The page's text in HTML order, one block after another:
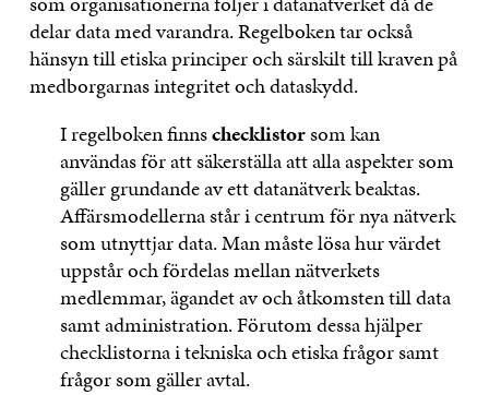
delar data med varandra. Regelboken tar också
hänsyn till etiska principer och särskilt till kraven på
medborgarnas integritet och dataskydd.
I regelboken finnschecklistorsom kan
användas för att säkerställa att alla aspekter som
gäller grundande av ett datanätverk beaktas.
Affärsmodellerna står i centrum för nya nätverk
som utnyttjar data. Man måste lösa hur värdet
uppstår och fördelas mellan nätverkets
medlemmar, ägandet av och åtkomsten till data
samt administration. Förutom dessa hjälper
checklistorna i tekniska och etiska frågor samt
frågor som gäller avtal.